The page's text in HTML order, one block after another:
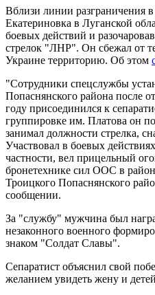
Вблизи линии разграничения
Екатериновка в Луганской
боевых действий и
стрелок "ЛНР". Он сбежал от
Украине территорию. Об этом
"Сотрудники спецслужбы
Попаснянского района после
году присоединился к
группировке им. Платова он
занимал должности стрелка,
Участвовал в боевых
частности, вел прицельный
бронетехнике сил ООС в
Троицкого Попаснянского
сообщении.
За "службу" мужчина был
незаконного военного
знаком "Солдат Славы".
Сепаратист объяснил свой
желанием увидеть жену и